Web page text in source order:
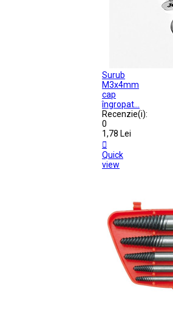
Surub
M3x4mm
cap
îngropat...
Recenzie(i):
0
1,78 Lei

Quick
view